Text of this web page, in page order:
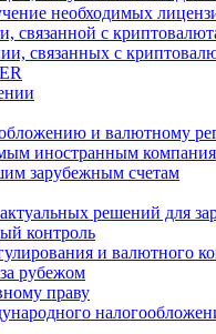
необходимых
связанной с
связанных с
и валютному
иностранным
зарубежным счетам
решений для
контроль
и валютного
рубежом
праву